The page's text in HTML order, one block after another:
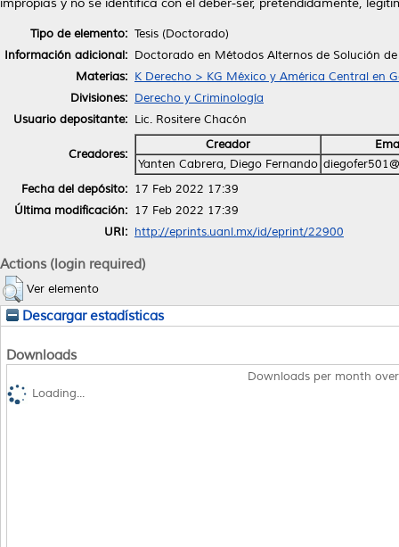
impropias y no se identifica con el deber-ser, pretendidamente,
Tipo de elemento: Tesis (Doctorado)
Información adicional: Doctorado en Métodos Alternos de Solución
Materias: K Derecho > KG México y América Central en
Divisiones: Derecho y Criminología
Usuario depositante: Lic. Rositere Chacón
Creadores:
Creador
Yanten Cabrera, Diego Fernando
Fecha del depósito: 17 Feb 2022 17:39
Última modificación: 17 Feb 2022 17:39
URI: http://eprints.uanl.mx/id/eprint/22900
Actions (login required)
Ver elemento
Descargar estadísticas
Downloads
Downloads per month
Loading...